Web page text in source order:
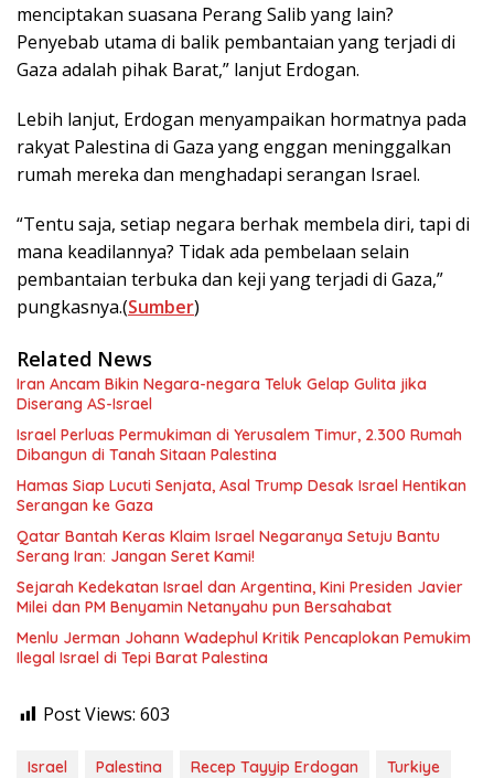
menciptakan suasana Perang Salib yang lain?
Penyebab utama di balik pembantaian yang terjadi di
Gaza adalah pihak Barat,” lanjut Erdogan.
Lebih lanjut, Erdogan menyampaikan hormatnya pada
rakyat Palestina di Gaza yang enggan meninggalkan
rumah mereka dan menghadapi serangan Israel.
“Tentu saja, setiap negara berhak membela diri, tapi di
mana keadilannya? Tidak ada pembelaan selain
pembantaian terbuka dan keji yang terjadi di Gaza,”
pungkasnya.(Sumber)
Related News
Iran Ancam Bikin Negara-negara Teluk Gelap Gulita jika
Diserang AS-Israel
Israel Perluas Permukiman di Yerusalem Timur, 2.300 Rumah
Dibangun di Tanah Sitaan Palestina
Hamas Siap Lucuti Senjata, Asal Trump Desak Israel Hentikan
Serangan ke Gaza
Qatar Bantah Keras Klaim Israel Negaranya Setuju Bantu
Serang Iran: Jangan Seret Kami!
Sejarah Kedekatan Israel dan Argentina, Kini Presiden Javier
Milei dan PM Benyamin Netanyahu pun Bersahabat
Menlu Jerman Johann Wadephul Kritik Pencaplokan Pemukim
Ilegal Israel di Tepi Barat Palestina
Post Views: 603
Israel Palestina Recep Tayyip Erdogan Turkiye